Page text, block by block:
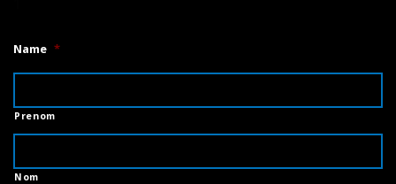
Name *
Prenom
Nom